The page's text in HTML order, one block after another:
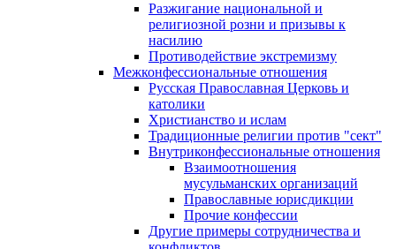
Разжигание национальной и
религиозной розни и призывы к
насилию
Противодействие экстремизму
Межконфессиональные отношения
Русская Православная Церковь и
католики
Христианство и ислам
Традиционные религии против "сект"
Внутриконфессиональные отношения
Взаимоотношения
мусульманских организаций
Православные юрисдикции
Прочие конфессии
Другие примеры сотрудничества и